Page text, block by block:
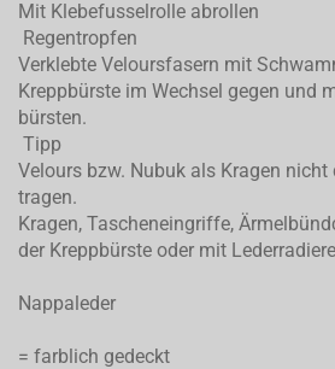
Mit Klebefusselrolle abrollen
Regentropfen
Verklebte Veloursfasern mit
Kreppbürste im Wechsel gegen und
bürsten.
Tipp
Velours bzw. Nubuk als Kragen
tragen.
Kragen, Tascheneingriffe,
der Kreppbürste oder mit
Nappaleder
= farblich gedeckt